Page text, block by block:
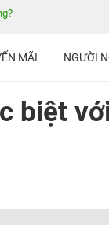
MÃI NGƯỜI
biệt